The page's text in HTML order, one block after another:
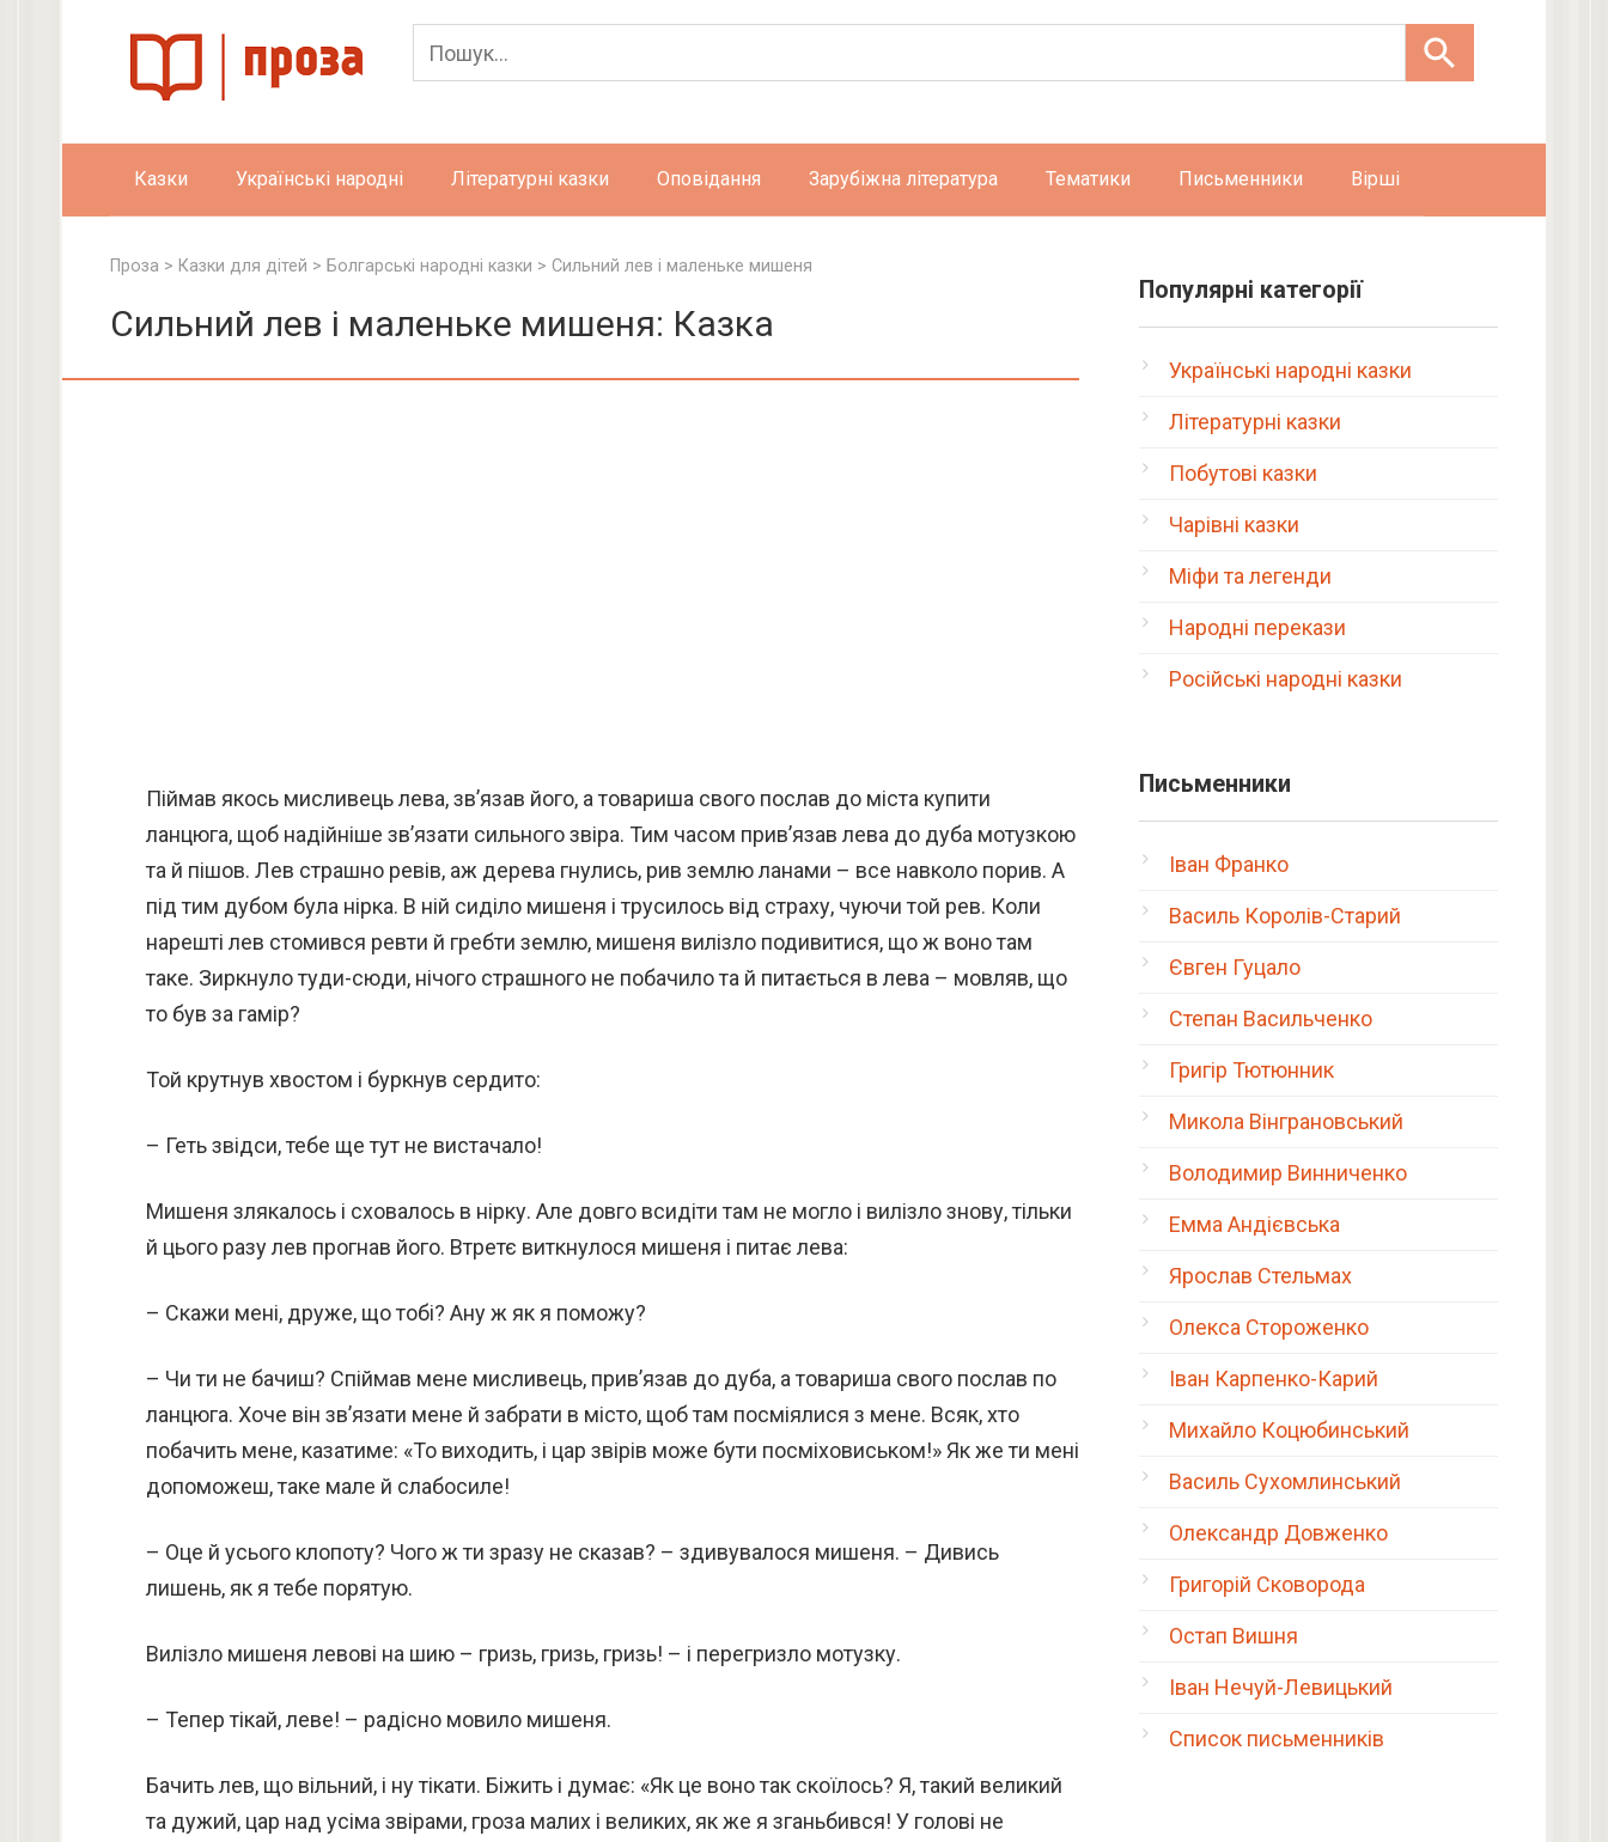
Казки Українські народні Літературні казки Оповідання Зарубіжна література Тематики Письменники Вірші
Проза > Казки для дітей > Болгарські народні казки > Сильний лев і маленьке мишеня
Сильний лев і маленьке мишеня: Казка
Піймав якось мисливець лева, зв’язав його, а товариша свого послав до міста купити
ланцюга, щоб надійніше зв’язати сильного звіра. Тим часом прив’язав лева до дуба мотузкою
та й пішов. Лев страшно ревів, аж дерева гнулись, рив землю ланами – все навколо порив. А
під тим дубом була нірка. В ній сиділо мишеня і трусилось від страху, чуючи той рев. Коли
нарешті лев стомився ревти й гребти землю, мишеня вилізло подивитися, що ж воно там
таке. Зиркнуло туди-сюди, нічого страшного не побачило та й питається в лева – мовляв, що
то був за гамір?
Той крутнув хвостом і буркнув сердито:
– Геть звідси, тебе ще тут не вистачало!
Мишеня злякалось і сховалось в нірку. Але довго всидіти там не могло і вилізло знову, тільки
й цього разу лев прогнав його. Втретє виткнулося мишеня і питає лева:
– Скажи мені, друже, що тобі? Ану ж як я поможу?
– Чи ти не бачиш? Спіймав мене мисливець, прив’язав до дуба, а товариша свого послав по
ланцюга. Хоче він зв’язати мене й забрати в місто, щоб там посміялися з мене. Всяк, хто
побачить мене, казатиме: «То виходить, і цар звірів може бути посміховиськом!» Як же ти мені
допоможеш, таке мале й слабосиле!
– Оце й усього клопоту? Чого ж ти зразу не сказав? – здивувалося мишеня. – Дивись
лишень, як я тебе порятую.
Вилізло мишеня левові на шию – гризь, гризь, гризь! – і перегризло мотузку.
– Тепер тікай, леве! – радісно мовило мишеня.
Бачить лев, що вільний, і ну тікати. Біжить і думає: «Як це воно так скоїлось? Я, такий великий
та дужий, цар над усіма звірами, гроза малих і великих, як же я зганьбився! У голові не
Популярні категорії
Українські народні казки
Літературні казки
Побутові казки
Чарівні казки
Міфи та легенди
Народні перекази
Російські народні казки
Письменники
Іван Франко
Василь Королів-Старий
Євген Гуцало
Степан Васильченко
Григір Тютюнник
Микола Вінграновський
Володимир Винниченко
Емма Андієвська
Ярослав Стельмах
Олекса Стороженко
Іван Карпенко-Карий
Михайло Коцюбинський
Василь Сухомлинський
Олександр Довженко
Григорій Сковорода
Остап Вишня
Іван Нечуй-Левицький
Список письменників